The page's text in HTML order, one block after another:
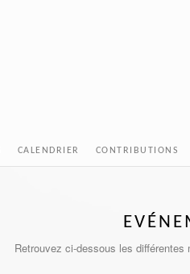
CALENDRIER CONTRIBUTIONS
Retrouvez ci-dessous les